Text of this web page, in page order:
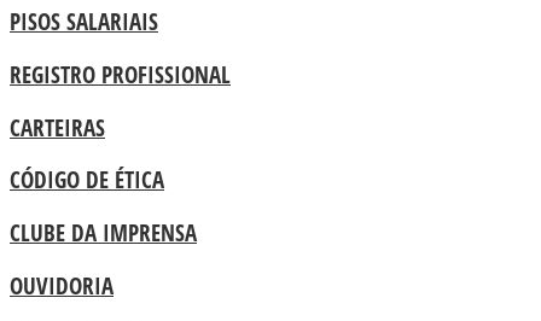
PISOS SALARIAIS
REGISTRO PROFISSIONAL
CARTEIRAS
CÓDIGO DE ÉTICA
CLUBE DA IMPRENSA
OUVIDORIA